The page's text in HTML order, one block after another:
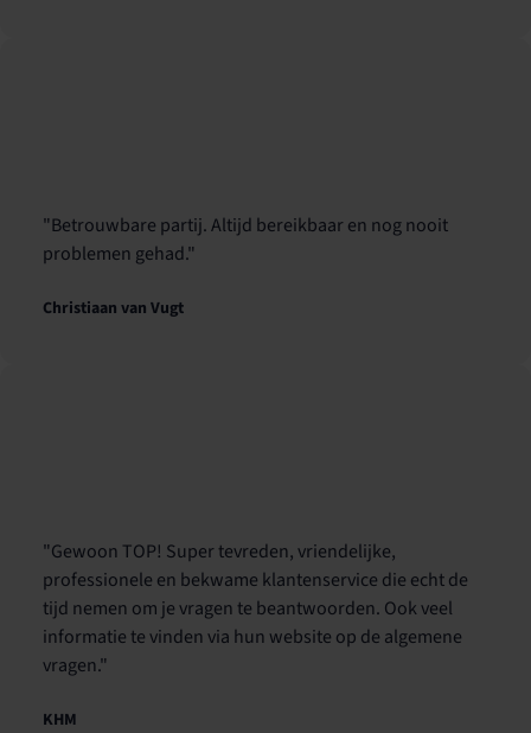
"Betrouwbare partij. Altijd bereikbaar en nog nooit
problemen gehad."
Christiaan van Vugt
"Gewoon TOP! Super tevreden, vriendelijke,
professionele en bekwame klantenservice die echt de
tijd nemen om je vragen te beantwoorden. Ook veel
informatie te vinden via hun website op de algemene
vragen."
KHM